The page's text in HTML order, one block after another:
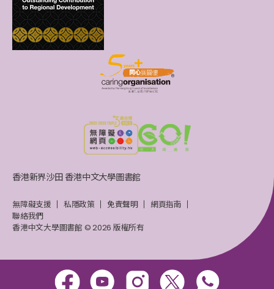
香港新界沙田 香港中文大學圖書館
無障礙支援 私隱政策 免責聲明
網頁指南
聯絡我們
香港中文大學圖書館 © 2026 版權所有